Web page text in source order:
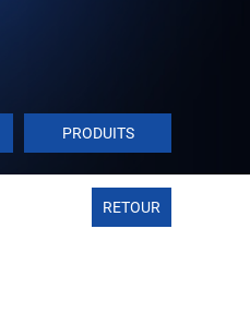
PRODUITS
RETOUR